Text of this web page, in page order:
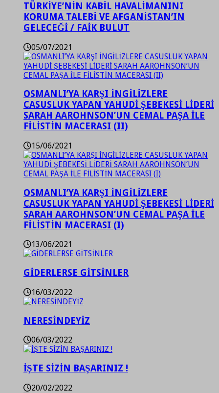
TÜRKİYE’NİN KABİL HAVALİMANINI
KORUMA TALEBİ VE AFGANİSTAN’IN
GELECEĞİ / FAİK BULUT
05/07/2021
OSMANLI’YA KARŞI İNGİLİZLERE
CASUSLUK YAPAN YAHUDİ ŞEBEKESİ LİDERİ
SARAH AAROHNSON’UN CEMAL PAŞA İLE
FİLİSTİN MACERASI (II)
15/06/2021
OSMANLI’YA KARŞI İNGİLİZLERE
CASUSLUK YAPAN YAHUDİ ŞEBEKESİ LİDERİ
SARAH AAROHNSON’UN CEMAL PAŞA İLE
FİLİSTİN MACERASI (I)
13/06/2021
GİDERLERSE GİTSİNLER
16/03/2022
NERESİNDEYİZ
06/03/2022
İŞTE SİZİN BAŞARINIZ !
20/02/2022